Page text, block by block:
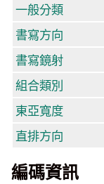
一般分類
書寫方向
書寫鏡射
組合類別
東亞寬度
直排方向
編碼資訊